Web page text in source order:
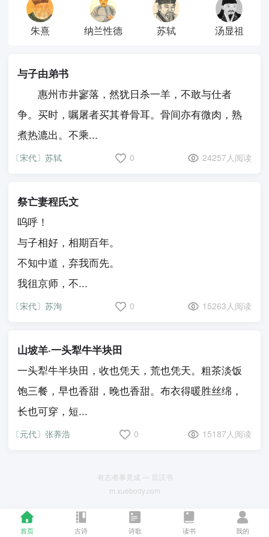
首页 古诗 诗歌 读书 我的
朱熹 纳兰性德 苏轼 汤显祖
与子由弟书
惠州市井寥落，然犹日杀一羊，不敢与仕者
争。买时，嘱屠者买其脊骨耳。骨间亦有微肉，熟
煮热漉出。不乘...
〔宋代〕苏轼 0 24257人阅读
祭亡妻程氏文
呜呼！
与子相好，相期百年。
不知中道，弃我而先。
我徂京师，不...
〔宋代〕苏洵 0 15263人阅读
山坡羊·一头犁牛半块田
一头犁牛半块田，收也凭天，荒也凭天。粗茶淡饭
饱三餐，早也香甜，晚也香甜。布衣得暖胜丝绵，
长也可穿，短...
〔元代〕张养浩 0 15187人阅读
有志者事竟成 — 后汉书
m.xuebody.com